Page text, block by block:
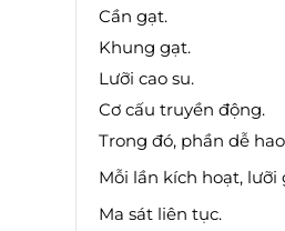
Cần gạt.
Khung gạt.
Lưỡi cao su.
Cơ cấu truyền động.
Trong đó, phần dễ
Mỗi lần kích hoạt, lưỡi
Ma sát liên tục.